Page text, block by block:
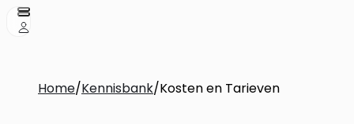
Home/Kennisbank/Kosten en Tarieven